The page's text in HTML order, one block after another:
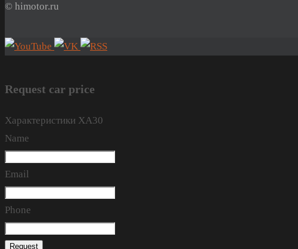
© himotor.ru
Request car price
Характеристики XA30
Name
Email
Phone
Request